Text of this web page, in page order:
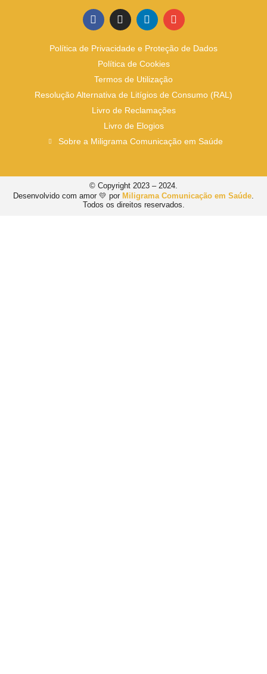
Política de Privacidade e Proteção de Dados
Política de Cookies
Termos de Utilização
Resolução Alternativa de Litígios de Consumo (RAL)
Livro de Reclamações
Livro de Elogios
Sobre a Miligrama Comunicação em Saúde
© Copyright 2023 – 2024.
Desenvolvido com amor 💛 por Miligrama Comunicação em Saúde.
Todos os direitos reservados.